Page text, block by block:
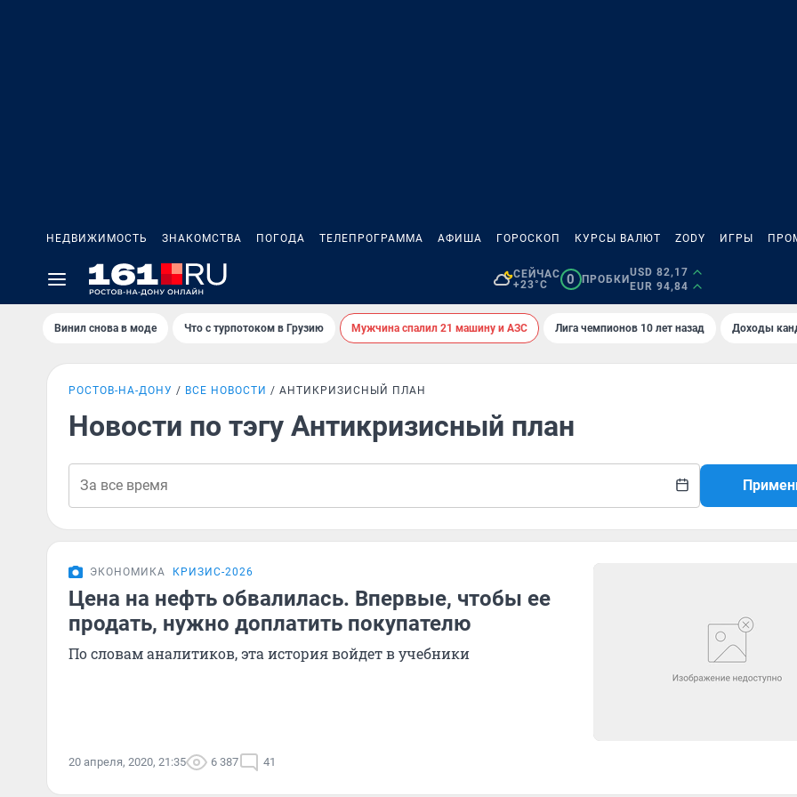
НЕДВИЖИМОСТЬ ЗНАКОМСТВА ПОГОДА ТЕЛЕПРОГРАММА АФИША ГОРОСКОП КУРСЫ ВАЛЮТ ZODY ИГРЫ
СЕЙЧАС
+23°C
0 ПРОБКИ
USD 82,17
EUR 94,84
Винил снова в моде Что с турпотоком в Грузию Мужчина спалил 21 машину и АЗС Лига чемпионов 10 лет назад Доходы
РОСТОВ-НА-ДОНУ ВСЕ НОВОСТИ АНТИКРИЗИСНЫЙ ПЛАН
Новости по тэгу Антикризисный план
ЭКОНОМИКА КРИЗИС-2026
Цена на нефть обвалилась. Впервые, чтобы ее
продать, нужно доплатить покупателю
По словам аналитиков, эта история войдет в учебники
20 апреля, 2020, 21:35 6 387 41